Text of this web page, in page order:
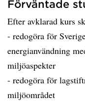
Förväntade
Efter avklarad kurs
- redogöra för
energianvändning
miljöaspekter
- redogöra för
miljöområdet